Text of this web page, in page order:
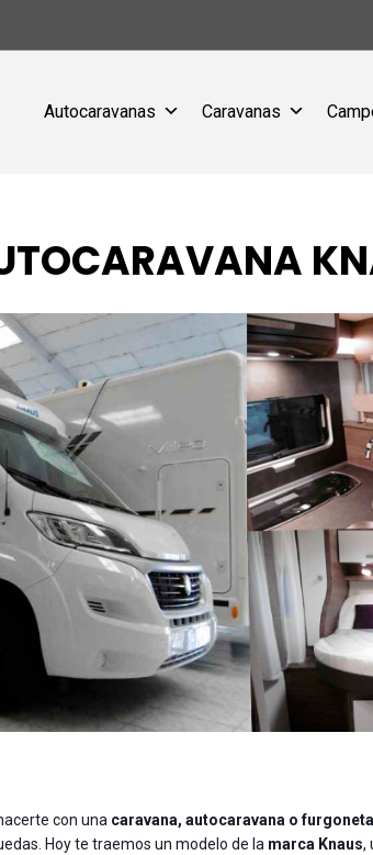
Autocaravanas Caravanas
con una caravana, autocaravana o
Hoy te traemos un modelo de la marca Knaus,